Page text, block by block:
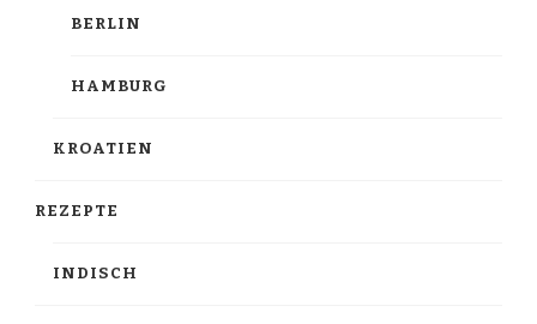
BERLIN
HAMBURG
KROATIEN
REZEPTE
INDISCH